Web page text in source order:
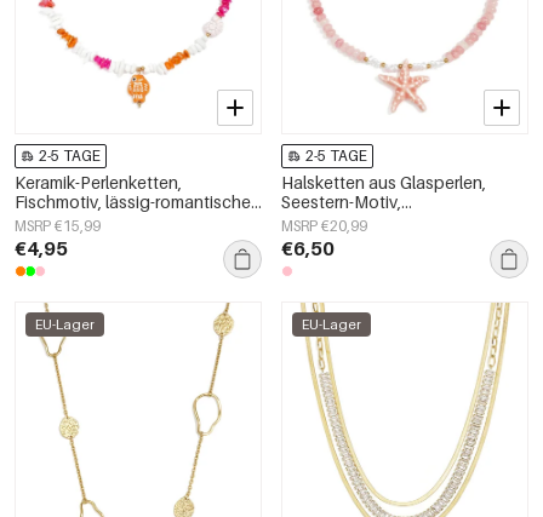
2-5 TAGE
Keramik-Perlenketten,
Fischmotiv, lässig-romantische
Serie, Damenschmuck
MSRP €15,99
€4,95
2-5 TAGE
Halsketten aus Glasperlen,
Seestern-Motiv,
Urlaubs-/Strand-Romantik-Serie,
Damenschmuck
MSRP €20,99
€6,50
EU-Lager EU-Lager